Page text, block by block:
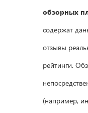
обзорных
содержат
отзывы
рейтинги.
(например,